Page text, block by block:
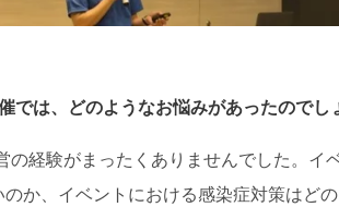
は、どのようなお悩みがあったのでし
の経験がまったくありませんでした。イ
か、イベントにおける感染症対策はど